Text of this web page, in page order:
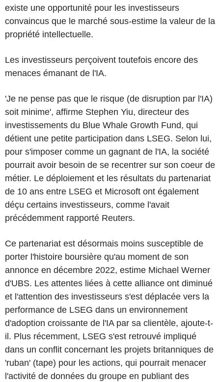
existe une opportunité pour les investisseurs
convaincus que le marché sous-estime la valeur de la
propriété intellectuelle.
Les investisseurs perçoivent toutefois encore des
menaces émanant de l'IA.
'Je ne pense pas que le risque (de disruption par l'IA)
soit minime', affirme Stephen Yiu, directeur des
investissements du Blue Whale Growth Fund, qui
détient une petite participation dans LSEG. Selon lui,
pour s'imposer comme un gagnant de l'IA, la société
pourrait avoir besoin de se recentrer sur son coeur de
métier. Le déploiement et les résultats du partenariat
de 10 ans entre LSEG et Microsoft ont également
déçu certains investisseurs, comme l'avait
précédemment rapporté Reuters.
Ce partenariat est désormais moins susceptible de
porter l'histoire boursière qu'au moment de son
annonce en décembre 2022, estime Michael Werner
d'UBS. Les attentes liées à cette alliance ont diminué
et l'attention des investisseurs s'est déplacée vers la
performance de LSEG dans un environnement
d'adoption croissante de l'IA par sa clientèle, ajoute-t-
il. Plus récemment, LSEG s'est retrouvé impliqué
dans un conflit concernant les projets britanniques de
'ruban' (tape) pour les actions, qui pourrait menacer
l'activité de données du groupe en publiant des